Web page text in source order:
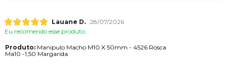
Lauane D. 28/07/2026
Eu recomendo esse produto.
Produto:Manipulo Macho M10 X 50mm - 4526 Rosca
Ma10 -1,50 Margarida